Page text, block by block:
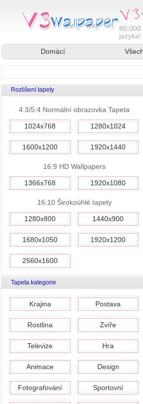
80,000
jazyka!
Domácí
Rozlišení tapety
4:3/5:4 Normální obrazovka Tapeta
1024x768 1280x1024
1600x1200 1920x1440
16:9 HD Wallpapers
1366x768 1920x1080
16:10 Širokoúhlé tapety
1280x800 1440x900
1680x1050 1920x1200
2560x1600
Tapeta kategorie
Krajina Postava
Rostlina Zvíře
Televize Hra
Animace Design
Fotografování Sportovní